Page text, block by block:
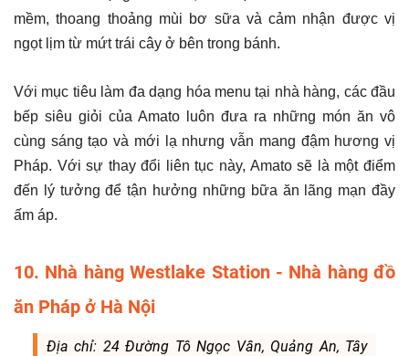
mềm, thoang thoảng mùi bơ sữa và cảm nhận được vị
ngọt lịm từ mứt trái cây ở bên trong bánh.
Với mục tiêu làm đa dạng hóa menu tại nhà hàng, các đầu
bếp siêu giỏi của Amato luôn đưa ra những món ăn vô
cùng sáng tạo và mới lạ nhưng vẫn mang đậm hương vị
Pháp. Với sự thay đổi liên tục này, Amato sẽ là một điểm
đến lý tưởng để tận hưởng những bữa ăn lãng mạn đầy
ấm áp.
10. Nhà hàng Westlake Station - Nhà hàng đồ
ăn Pháp ở Hà Nội
Địa chỉ: 24 Đường Tô Ngọc Vân, Quảng An, Tây